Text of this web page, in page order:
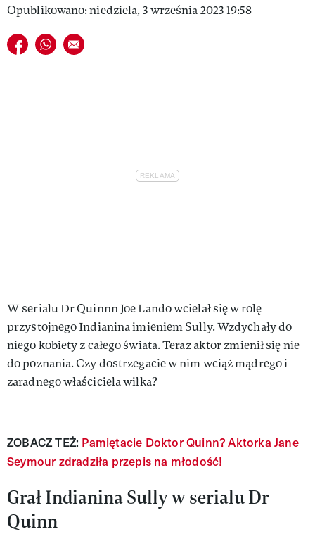
MAGAZYN VIVA!
Opublikowano: niedziela, 3 września 2023 19:58
Udostępnij na facebook
Udostępnij na whatsapp
E-mail do przyjaciela
W serialu Dr Quinnn Joe Lando wcielał się w rolę
przystojnego Indianina imieniem Sully. Wzdychały do
niego kobiety z całego świata. Teraz aktor zmienił się nie
do poznania. Czy dostrzegacie w nim wciąż mądrego i
zaradnego właściciela wilka?
ZOBACZ TEŻ: Pamiętacie Doktor Quinn? Aktorka Jane
Seymour zdradziła przepis na młodość!
Grał Indianina Sully w serialu Dr
Quinn